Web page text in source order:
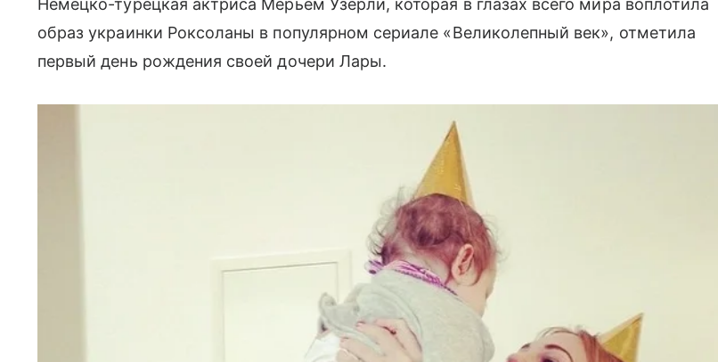
Немецко-турецкая актриса Мерьем Узерли, которая в глазах всего мира воплотила
образ украинки Роксоланы в популярном сериале «Великолепный век», отметила
первый день рождения своей дочери Лары.